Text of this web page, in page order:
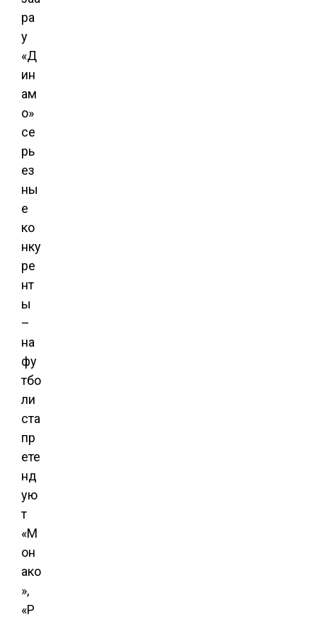
ра
у
«Д
ин
ам
о»
се
рь
ез
ны
е
ко
нку
ре
нт
ы
–
на
фу
тбо
ли
ста
пр
ете
нд
ую
т
«М
он
ако
»,
«Р